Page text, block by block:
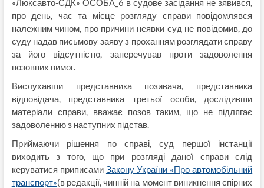
про день, час та місце розгляду справи повідомлявся
належним чином, про причини неявки суд не повідомив, до
суду надав письмову заяву з проханням розглядати справу
за його відсутністю, заперечував проти задоволення
позовних вимог.
Вислухавши представника позивача, представника
відповідача, представника третьої особи, дослідивши
матеріали справи, вважає позов таким, що не підлягає
задоволенню з наступних підстав.
Приймаючи рішення по справі, суд першої інстанції
виходить з того, що при розгляді даної справи слід
керуватися приписами Закону України «Про автомобільний
транспорт»(в редакції, чинній на момент виникнення спірних